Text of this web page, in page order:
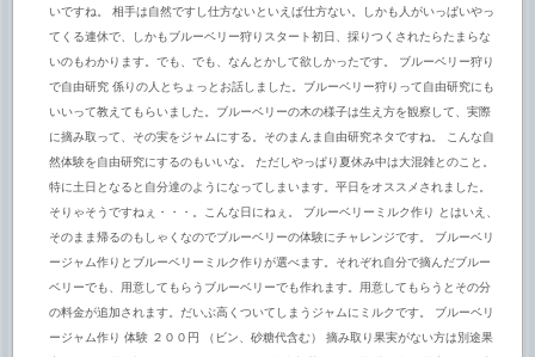
いですね。 相手は自然ですし仕方ないといえば仕方ない。しかも人がいっぱいやっ
てくる連休で、しかもブルーベリー狩りスタート初日、採りつくされたらたまらな
いのもわかります。でも、でも、なんとかして欲しかったです。 ブルーベリー狩り
で自由研究 係りの人とちょっとお話しました。ブルーベリー狩りって自由研究にも
いいって教えてもらいました。ブルーベリーの木の様子は生え方を観察して、実際
に摘み取って、その実をジャムにする。そのまんま自由研究ネタですね。 こんな自
然体験を自由研究にするのもいいな。 ただしやっぱり夏休み中は大混雑とのこと。
特に土日となると自分達のようになってしまいます。平日をオススメされました。
そりゃそうですねぇ・・・。こんな日にねぇ。 ブルーベリーミルク作り とはいえ、
そのまま帰るのもしゃくなのでブルーベリーの体験にチャレンジです。 ブルーベリ
ージャム作りとブルーベリーミルク作りが選べます。それぞれ自分で摘んだブルー
ベリーでも、用意してもらうブルーベリーでも作れます。用意してもらうとその分
の料金が追加されます。だいぶ高くついてしまうジャムにミルクです。 ブルーベリ
ージャム作り 体験 ２００円 （ビン、砂糖代含む） 摘み取り果実がない方は別途果